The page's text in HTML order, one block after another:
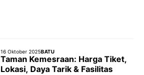
16 Oktober 2025BATU
Taman Kemesraan: Harga Tiket,
Lokasi, Daya Tarik & Fasilitas